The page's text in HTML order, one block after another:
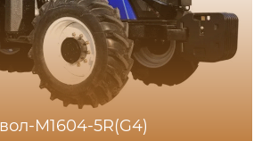
M1604-5R(G4)